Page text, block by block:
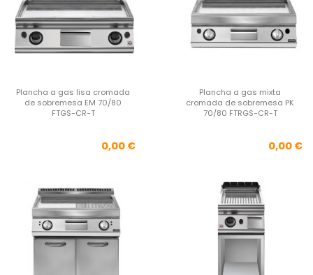
Plancha a gas lisa cromada
de sobremesa EM 70/80
FTGS-CR-T
Precio
0,00 €
Plancha a gas mixta
cromada de sobremesa PK
70/80 FTRGS-CR-T
0,00 €